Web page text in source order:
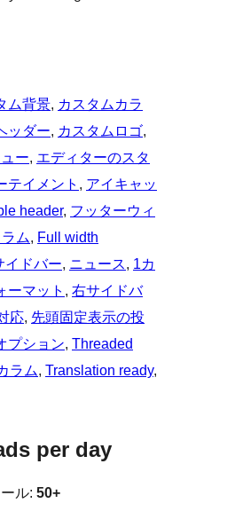
ム背景, カスタムカラ
ッダー, カスタムロゴ
ー, エディターのスタ
テイメント , アイキャッ
header, フッターウィ
ム, Full width
イドバー, ニュース, 1カ
ーマット , 右サイドバ
応, 先頭固定表示の投
プション, Threaded
ラム, Translation ready
per day
ル: 50+